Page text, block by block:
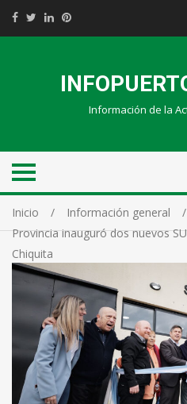
Información de la
Inicio
Información general
Provincia inauguró dos nuevos
Chiquita